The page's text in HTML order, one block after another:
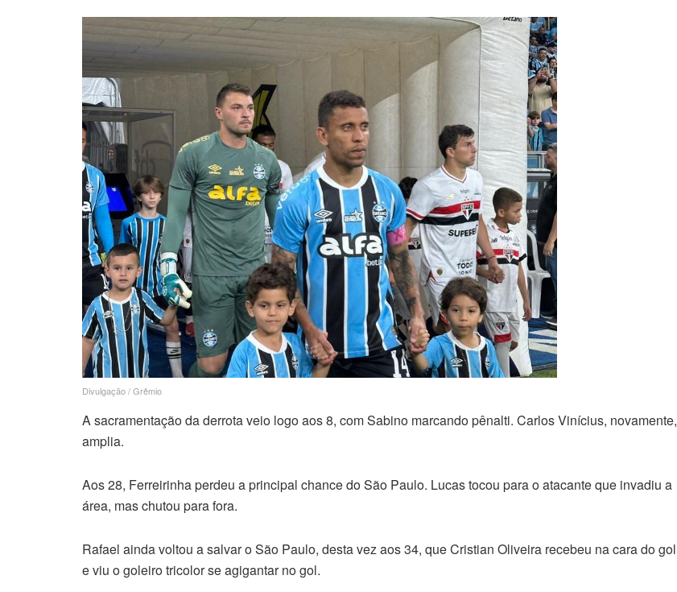
Divulgação / Grêmio
A sacramentação da derrota veio logo aos 8, com Sabino marcando pênalti. Carlos Vinícius, novamente,
amplia.
Aos 28, Ferreirinha perdeu a principal chance do São Paulo. Lucas tocou para o atacante que invadiu a
área, mas chutou para fora.
Rafael ainda voltou a salvar o São Paulo, desta vez aos 34, que Cristian Oliveira recebeu na cara do gol
e viu o goleiro tricolor se agigantar no gol.